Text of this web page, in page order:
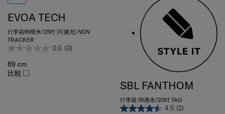
EVOA TECH
行李箱69厘米/25吋 (可擴充) NON
TRACKER
69 cm
比較
SBL FANTHOM
行李箱 55厘米/20吋 TAG
4.5 (2)